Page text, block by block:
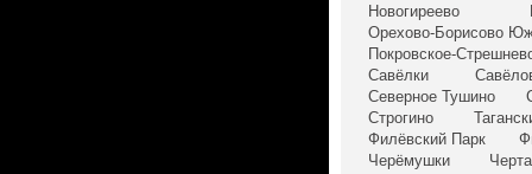
Новогиреево
Орехово-Борисово
Покровское-
Савёлки
Северное Тушино
Строгино
Филёвский Парк
Черёмушки